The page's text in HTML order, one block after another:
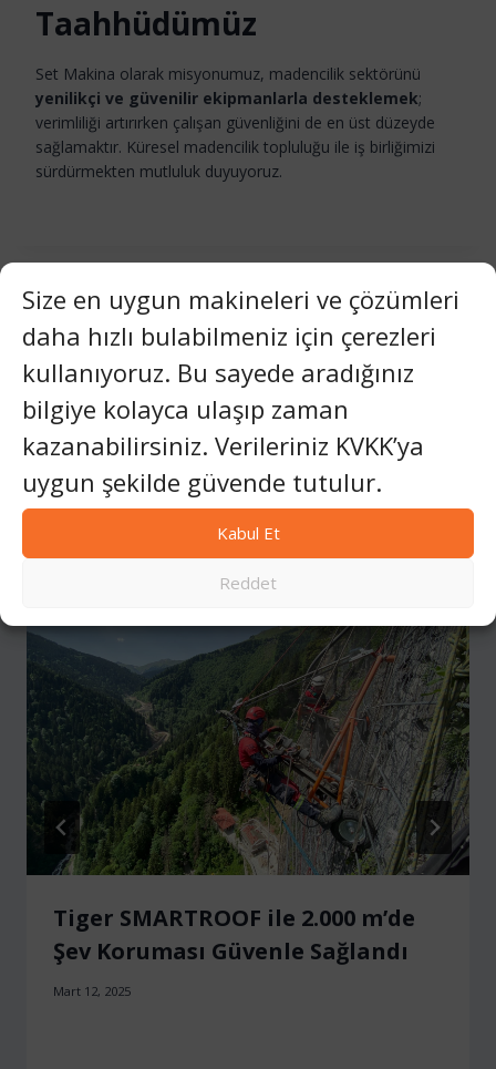
Size en uygun makineleri ve çözümleri
daha hızlı bulabilmeniz için çerezleri
kullanıyoruz. Bu sayede aradığınız
bilgiye kolayca ulaşıp zaman
kazanabilirsiniz. Verileriniz KVKK’ya
uygun şekilde güvende tutulur.
Kabul Et
Reddet
Taahhüdümüz
Set Makina olarak misyonumuz, madencilik sektörünü
yenilikçi ve güvenilir ekipmanlarla desteklemek;
verimliliği artırırken çalışan güvenliğini de en üst düzeyde
sağlamaktır. Küresel madencilik topluluğu ile iş birliğimizi
sürdürmekten mutluluk duyuyoruz.
Yazı
gezinmesi
PREVIOUS
Marble İzmir’de 30. Yıl
Kutlanıyor: Set Makina’nın
Güven ve Yenilikçilik Mirası
NEXT
Yenileme, Değişimin Yerine:
Set Makina’nın Sürdürülebilir
Servis Modelinin
Similar Posts
Tiger SMARTROOF ile 2.000 m’de
Şev Koruması Güvenle Sağlandı
Mart 12, 2025